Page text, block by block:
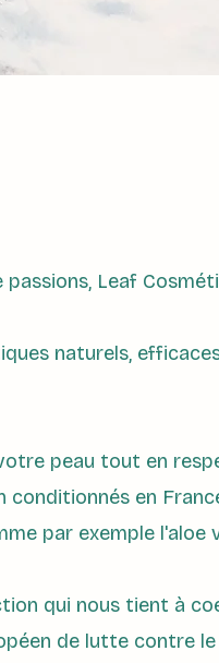
Leaf
naturels,
peau tout en
conditionnés en
par exemple l'aloe
qui nous tient à
de lutte contre